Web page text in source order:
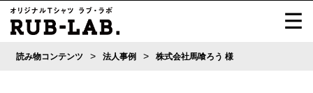
読み物コンテンツ > 法人事例 > 株式会社馬喰ろう 様